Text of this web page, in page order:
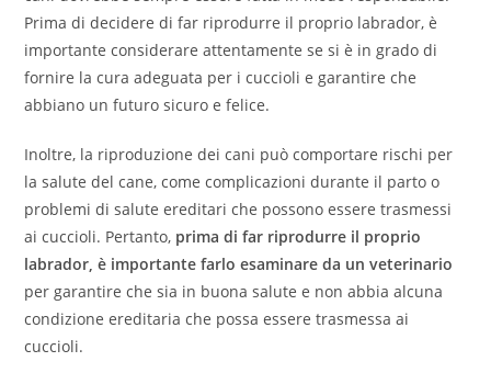
Prima di decidere di far riprodurre il proprio labrador, è
importante considerare attentamente se si è in grado di
fornire la cura adeguata per i cuccioli e garantire che
abbiano un futuro sicuro e felice.
Inoltre, la riproduzione dei cani può comportare rischi per
la salute del cane, come complicazioni durante il parto o
problemi di salute ereditari che possono essere trasmessi
ai cuccioli. Pertanto, prima di far riprodurre il proprio
labrador, è importante farlo esaminare da un veterinario
per garantire che sia in buona salute e non abbia alcuna
condizione ereditaria che possa essere trasmessa ai
cuccioli.